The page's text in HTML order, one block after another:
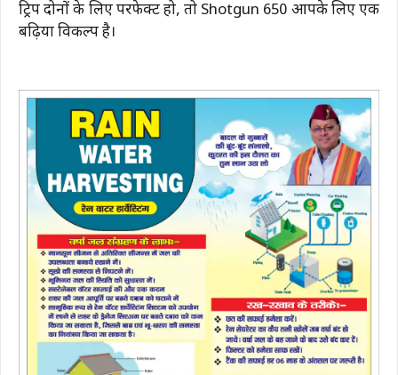
ट्रिप दोनों के लिए परफेक्ट हो, तो Shotgun 650 आपके लिए एक
बढ़िया विकल्प है।